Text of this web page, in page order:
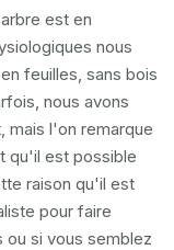
est en
nous
feuilles, sans bois
nous avons
mais l'on remarque
qu'il est possible
raison qu'il est
pour faire
ou si vous semblez